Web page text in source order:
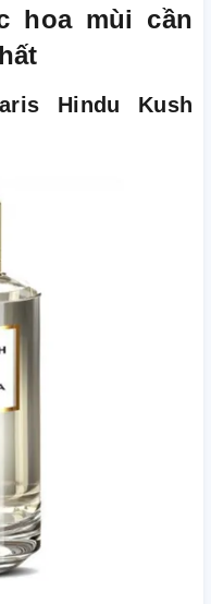
hoa mùi cần
Hindu Kush